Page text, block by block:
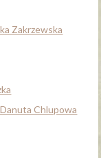
Zakrzewska
Chlupowa